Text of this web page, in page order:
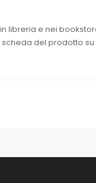
libreria e nei
scheda del prodotto su